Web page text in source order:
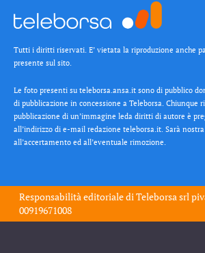
Tutti i diritti riservati. E’ vietata la riproduzione anche
presente sul sito.
Le foto presenti su teleborsa.ansa.it sono di pubblico
di pubblicazione in concessione a Teleborsa. Chiunque
pubblicazione di un’immagine leda diritti di autore è
all’indirizzo di e-mail redazione teleborsa.it. Sarà
all’accertamento ed all’eventuale rimozione.
Responsabilità editoriale diTeleborsa srl
00919671008